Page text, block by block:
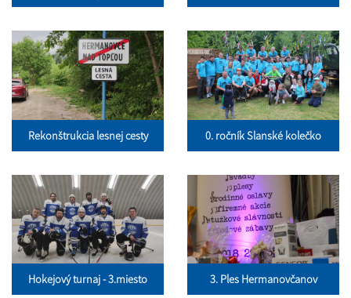
Rekonštrukcia lesnej cesty 0. ročník Slanské kolečko
Hokejový turnaj - 3.miesto 3. Ples Hermanovčanov